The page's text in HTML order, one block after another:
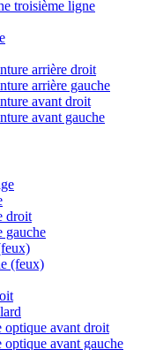
troisième ligne
arrière droit
arrière gauche
avant droit
avant gauche
droit
gauche
(feux)
optique avant droit
avant gauche